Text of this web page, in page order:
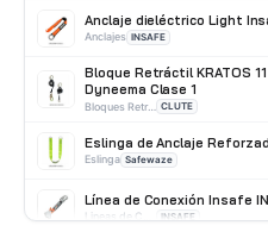
Anclaje dieléctrico Light
Anclajes INSAFE
Bloque Retráctil KRATOS
Dyneema Clase 1
CLUTE
Eslinga de Anclaje
Eslinga Safewaze
Línea de Conexión Insafe
INSAFE